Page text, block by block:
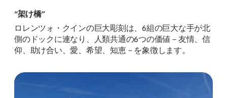
“架け橋”
ロレンツォ・クインの巨大彫刻は、6組の巨大な手が北
側のドックに連なり、人類共通の6つの価値－友情、信
仰、助け合い、愛、希望、知恵－を象徴します。